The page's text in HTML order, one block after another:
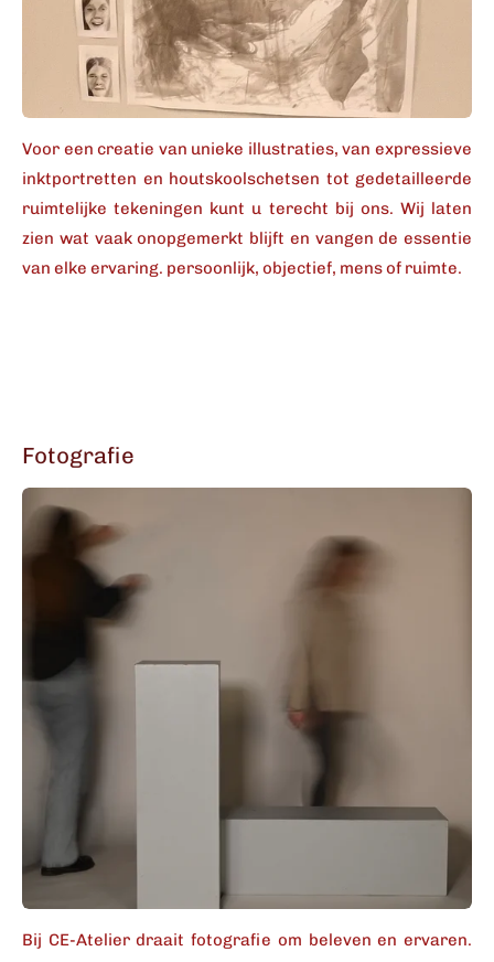
Voor een creatie van unieke illustraties, van expressieve
inktportretten en houtskoolschetsen tot gedetailleerde
ruimtelijke tekeningen kunt u terecht bij ons. Wij laten
zien wat vaak onopgemerkt blijft en vangen de essentie
van elke ervaring. persoonlijk, objectief, mens of ruimte.
Fotografie
Bij CE-Atelier draait fotografie om beleven en ervaren.